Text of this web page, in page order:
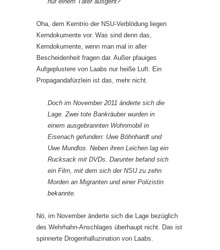
Oha, dem Kerntrio der NSU-Verblödung liegen
Kerndokumente vor. Was sind denn das,
Kerndokumente, wenn man mal in aller
Bescheidenheit fragen dar. Außer pfauiges
Aufgeplustere von Laabs nur heiße Luft. Ein
Propagandafürzlein ist das, mehr nicht.
Doch im November 2011 änderte sich die
Lage. Zwei tote Bankräuber wurden in
einem ausgebrannten Wohnmobil in
Eisenach gefunden: Uwe Böhnhardt und
Uwe Mundlos. Neben ihren Leichen lag ein
Rucksack mit DVDs. Darunter befand sich
ein Film, mit dem sich der NSU zu zehn
Morden an Migranten und einer Polizistin
bekannte.
Nö, im November änderte sich die Lage bezüglich
des Wehrhahn-Anschlages überhaupt nicht. Das ist
spinnerte Drogenhalluzination von Laabs.